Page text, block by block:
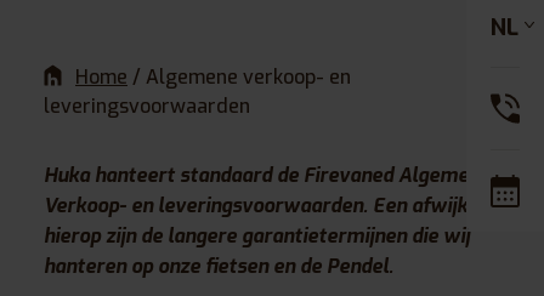
Home / Algemene verkoop- en
leveringsvoorwaarden
Huka hanteert standaard de Firevaned Algemene
Verkoop- en leveringsvoorwaarden. Een afwijking
hierop zijn de langere garantietermijnen die wij
hanteren op onze fietsen en de Pendel.
NL